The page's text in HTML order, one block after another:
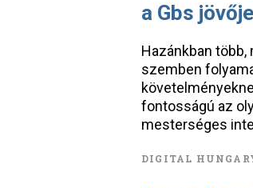
a Gbs jövője
Hazánkban
szemben
fontosságú az
mesterséges
DIGITAL